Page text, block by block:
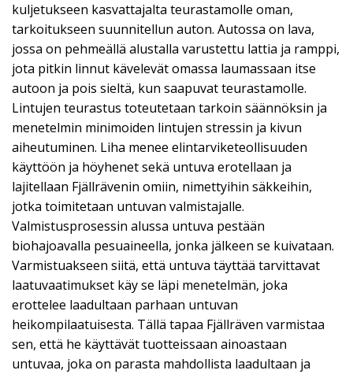
kuljetukseen kasvattajalta teurastamolle oman,
tarkoitukseen suunnitellun auton. Autossa on lava,
jossa on pehmeällä alustalla varustettu lattia ja ramppi,
jota pitkin linnut kävelevät omassa laumassaan itse
autoon ja pois sieltä, kun saapuvat teurastamolle.
Lintujen teurastus toteutetaan tarkoin säännöksin ja
menetelmin minimoiden lintujen stressin ja kivun
aiheutuminen. Liha menee elintarviketeollisuuden
käyttöön ja höyhenet sekä untuva erotellaan ja
lajitellaan Fjällrävenin omiin, nimettyihin säkkeihin,
jotka toimitetaan untuvan valmistajalle.
Valmistusprosessin alussa untuva pestään
biohajoavalla pesuaineella, jonka jälkeen se kuivataan.
Varmistuakseen siitä, että untuva täyttää tarvittavat
laatuvaatimukset käy se läpi menetelmän, joka
erottelee laadultaan parhaan untuvan
heikompilaatuisesta. Tällä tapaa Fjällräven varmistaa
sen, että he käyttävät tuotteissaan ainoastaan
untuvaa, joka on parasta mahdollista laadultaan ja